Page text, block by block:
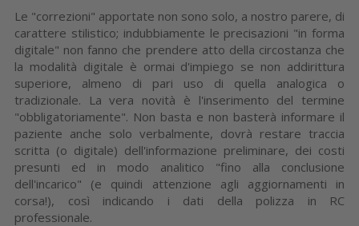
Le "correzioni" apportate non sono solo, a nostro parere, di
carattere stilistico; indubbiamente le precisazioni "in forma
digitale" non fanno che prendere atto della circostanza che
la modalità digitale è ormai d'impiego se non addirittura
superiore, almeno di pari uso di quella analogica o
tradizionale. La vera novità è l'inserimento del termine
"obbligatoriamente". Non basta e non basterà informare il
paziente anche solo verbalmente, dovrà restare traccia
scritta (o digitale) dell'informazione preliminare, dei costi
presunti ed in modo analitico "fino alla conclusione
dell'incarico" (e quindi attenzione agli aggiornamenti in
corsa!), così indicando i dati della polizza in RC
professionale.